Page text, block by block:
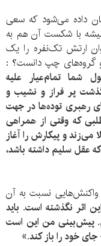
داده می‌شود که سعی
با شکست آن هم به
ارتش تک‌نفره را یک
و گروه‌های چپ دانست؟ :
تمام‌عیار علیه
پر فراز و نشیب و
رهبری توده‌ها در جهت
که وقتی از همراهی
و پیکارش را آغاز
عقل سلیم داشته باشد،
واکنش‌هایی نسبت به آن
اثر نگذشته است. باید
پیش‌بینی من این است
خود را باز کند.»